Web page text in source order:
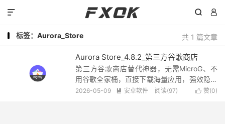
 

共 1 篇文章
标签：Aurora_Store
Aurora Store_4.8.2_第三方谷歌商店
第三方谷歌商店替代神器，无需MicroG、不
用谷歌全家桶，直接下载海量应用，强效隐私
防护，匿名登录免谷歌账号，全程规避隐私追
 赞(0)
2026-05-09  安卓软件 阅读(97)